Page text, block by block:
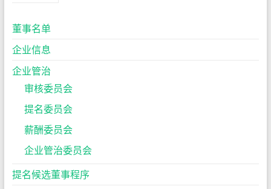
董事名单
企业信息
企业管治
审核委员会
提名委员会
薪酬委员会
企业管治委员会
提名候选董事程序